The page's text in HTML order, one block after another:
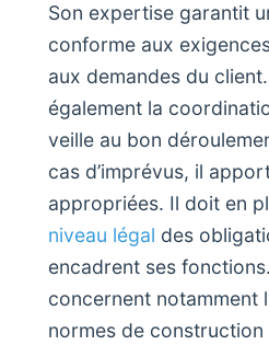
Son expertise garantit
conforme aux
aux demandes du
également la
veille au bon
cas d’imprévus, il
appropriées. Il doit en
niveau légal des
encadrent ses
concernent notamment
normes de